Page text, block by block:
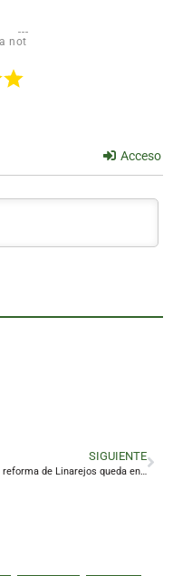
not
Acceso
SIGUIENTE
La reforma de Linarejos queda en suspenso con un avance mínimo y sin constructora